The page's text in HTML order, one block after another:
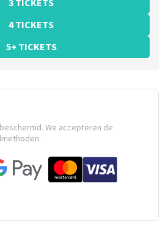
3 TICKETS
4 TICKETS
5+ TICKETS
We accepteren de